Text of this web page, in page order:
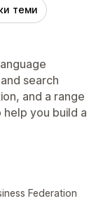
теми
search
and a range
you build a
Federation